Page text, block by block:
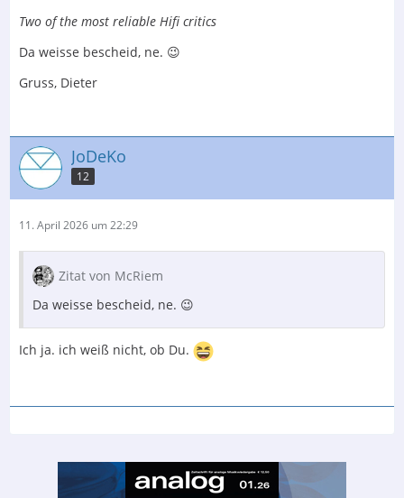
Two of the most reliable Hifi critics
Da weisse bescheid, ne. 😉
Gruss, Dieter
JoDeKo
12
11. April 2026 um 22:29
Zitat von McRiem
Da weisse bescheid, ne. 😉
Ich ja. ich weiß nicht, ob Du.